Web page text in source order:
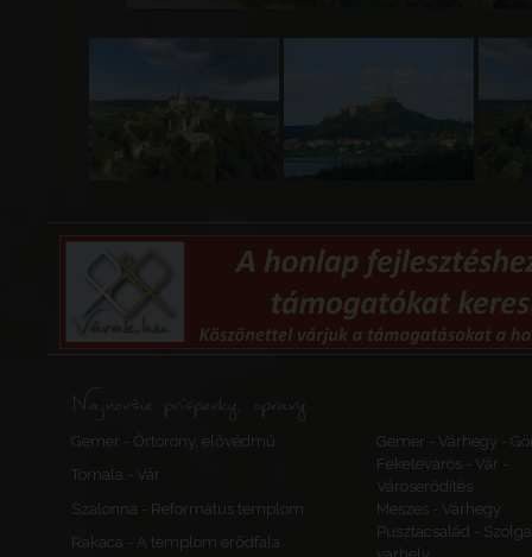
Najnovšie príspevky, opravy
Gemer - Őrtorony, elővédmű
Gemer - Várhegy -
Tornaľa - Vár
Feketeváros - Vár -
Városerődítés
Szalonna - Református templom
Meszes - Várhegy
Rakaca - A templom erődfala
Pusztacsalád -